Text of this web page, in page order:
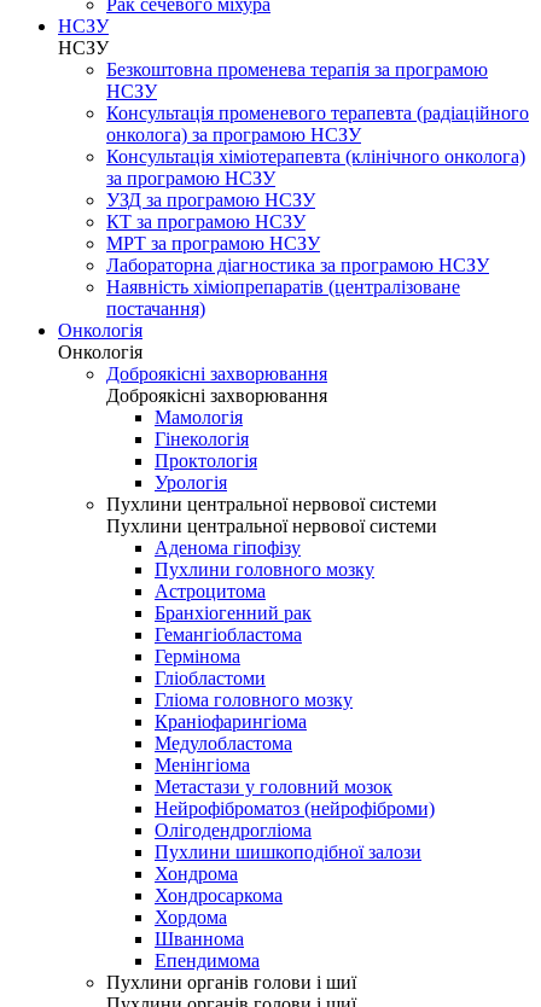
Рак сечевого міхура
НСЗУ
НСЗУ
Безкоштовна променева терапія за програмою
НСЗУ
Консультація променевого терапевта (радіаційного
онколога) за програмою НСЗУ
Консультація хіміотерапевта (клінічного онколога)
за програмою НСЗУ
УЗД за програмою НСЗУ
КТ за програмою НСЗУ
МРТ за програмою НСЗУ
Лабораторна діагностика за програмою НСЗУ
Наявність хіміопрепаратів (централізоване
постачання)
Онкологія
Онкологія
Доброякісні захворювання
Доброякісні захворювання
Мамологія
Гінекологія
Проктологія
Урологія
Пухлини центральної нервової системи
Пухлини центральної нервової системи
Аденома гіпофізу
Пухлини головного мозку
Астроцитома
Бранхіогенний рак
Гемангіобластома
Гермінома
Гліобластоми
Гліома головного мозку
Краніофарингіома
Медулобластома
Менінгіома
Метастази у головний мозок
Нейрофіброматоз (нейрофіброми)
Олігодендрогліома
Пухлини шишкоподібної залози
Хондрома
Хондросаркома
Хордома
Шваннома
Епендимома
Пухлини органів голови і шиї